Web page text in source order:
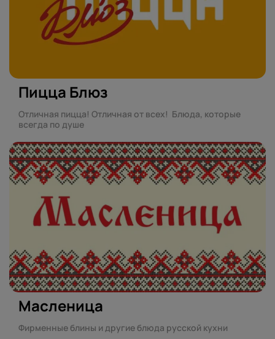
Пицца Блюз
Отличная пицца! Отличная от всех! Блюда, которые
всегда по душе
Масленица
Фирменные блины и другие блюда русской кухни